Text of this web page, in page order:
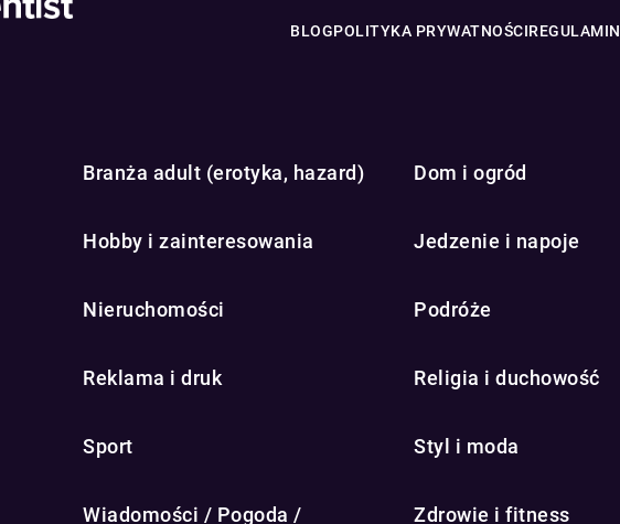
BLOGPOLITYKA PRYWATNOŚCIREGULAMIN
Branża adult (erotyka, hazard) Dom i ogród
Hobby i zainteresowania Jedzenie i napoje
Nieruchomości Podróże
Reklama i druk Religia i duchowość
Sport Styl i moda
Wiadomości / Pogoda / Zdrowie i fitness